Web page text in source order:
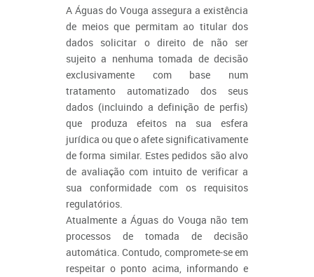
A Águas do Vouga assegura a existência
de meios que permitam ao titular dos
dados solicitar o direito de não ser
sujeito a nenhuma tomada de decisão
exclusivamente com base num
tratamento automatizado dos seus
dados (incluindo a definição de perfis)
que produza efeitos na sua esfera
jurídica ou que o afete significativamente
de forma similar. Estes pedidos são alvo
de avaliação com intuito de verificar a
sua conformidade com os requisitos
regulatórios.
Atualmente a Águas do Vouga não tem
processos de tomada de decisão
automática. Contudo, compromete-se em
respeitar o ponto acima, informando e